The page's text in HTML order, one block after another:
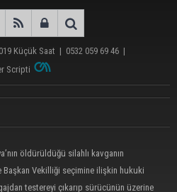
Küçük Saat | 0532 059 69 46 |
Scripti
öldürüldüğü silahlı kavganın
Vekilliği seçimine ilişkin hukuki
testereyi çıkarıp sürücünün üzerine